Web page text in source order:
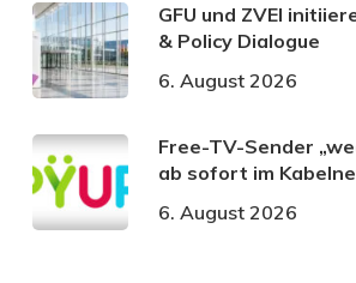
GFU und ZVEI
& Policy Dialogue
6. August 2026
Free-TV-Sender
ab sofort im
6. August 2026